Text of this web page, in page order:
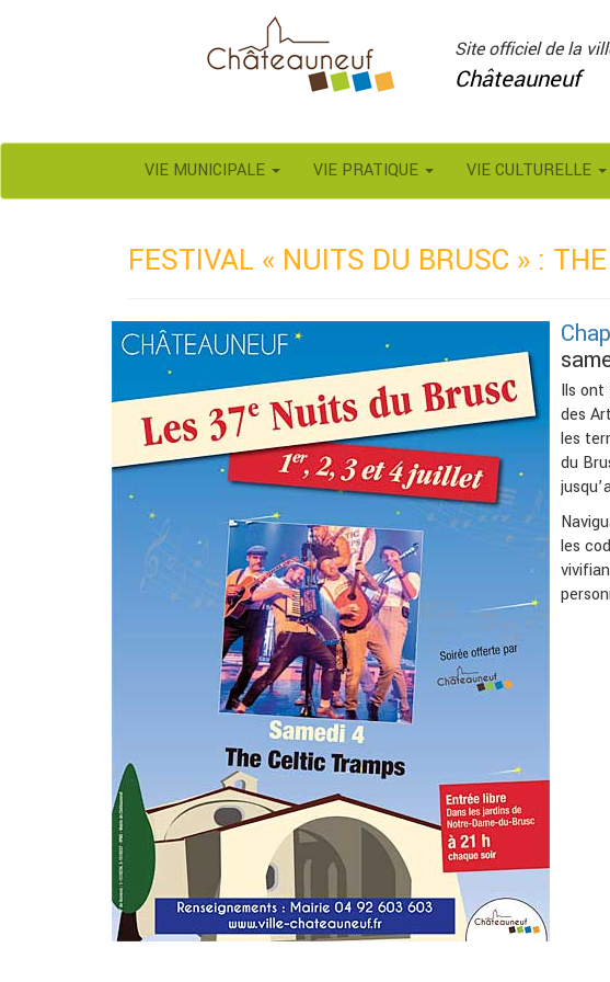
Site officiel de la
Châteauneuf
VIE MUNICIPALE VIE PRATIQUE VIE CULTURELLE
FESTIVAL « NUITS DU BRUSC » :
Ils ont
des
les
du
les